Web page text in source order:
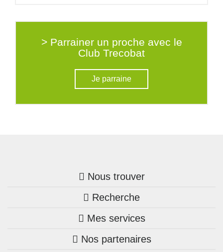
> Parrainer un proche avec le
Club Trecobat
Je parraine
Nous trouver
Trouver une agence
Bretagne
Pays de la Loire
Recherche
Nos annonces
Maison + terrain
Mes services
Mon compte Trecobois
Nos partenaires